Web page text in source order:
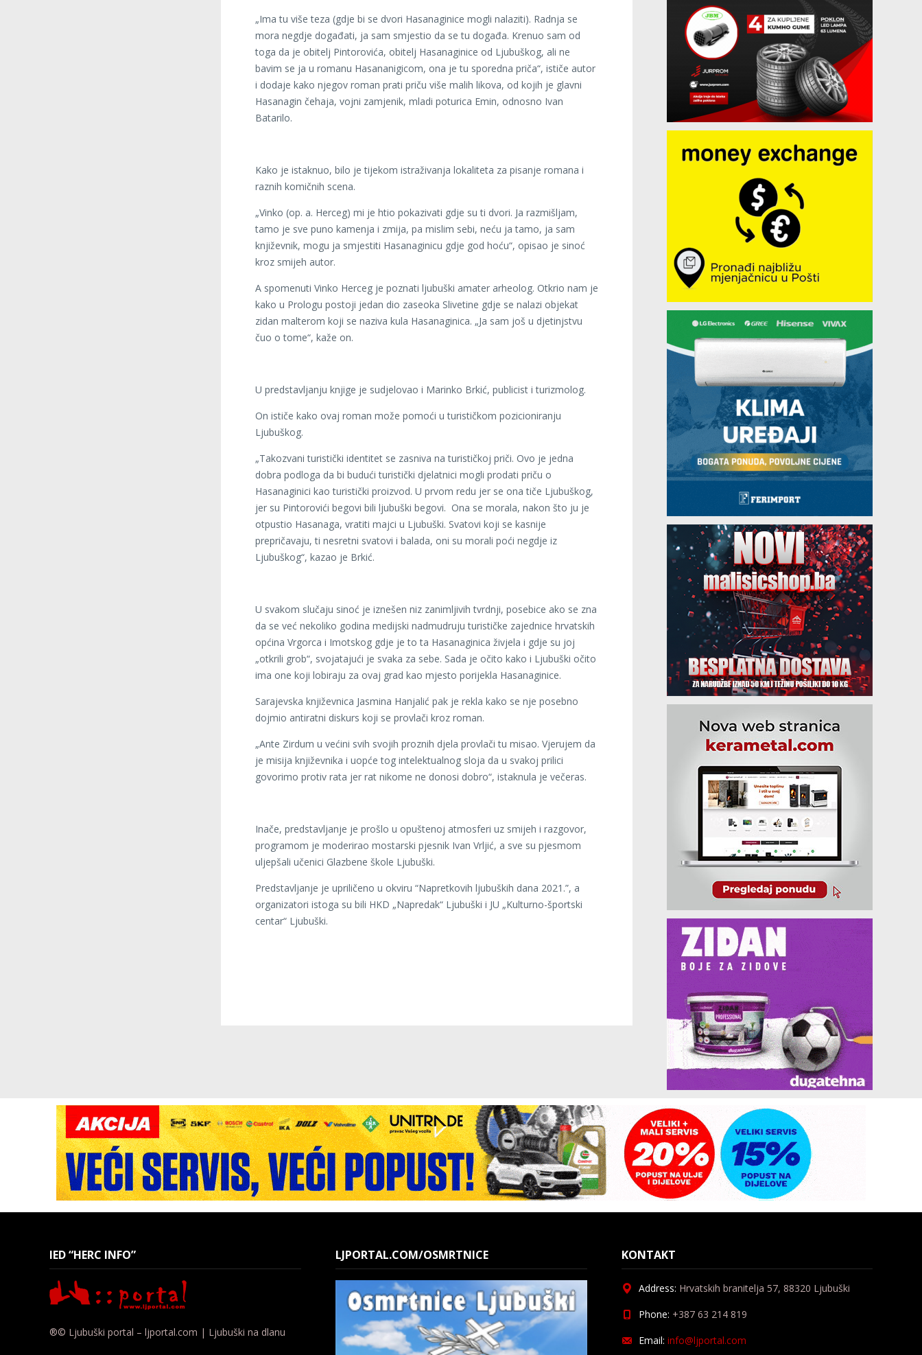
„Ima tu više teza (gdje bi se dvori Hasanaginice mogli nalaziti). Radnja se
mora negdje događati, ja sam smjestio da se tu događa. Krenuo sam od
toga da je obitelj Pintorovića, obitelj Hasanaginice od Ljubuškog, ali ne
bavim se ja u romanu Hasananigicom, ona je tu sporedna priča“, ističe autor
i dodaje kako njegov roman prati priču više malih likova, od kojih je glavni
Hasanagin čehaja, vojni zamjenik, mladi poturica Emin, odnosno Ivan
Batarilo.
Kako je istaknuo, bilo je tijekom istraživanja lokaliteta za pisanje romana i
raznih komičnih scena.
„Vinko (op. a. Herceg) mi je htio pokazivati gdje su ti dvori. Ja razmišljam,
tamo je sve puno kamenja i zmija, pa mislim sebi, neću ja tamo, ja sam
književnik, mogu ja smjestiti Hasanaginicu gdje god hoću“, opisao je sinoć
kroz smijeh autor.
A spomenuti Vinko Herceg je poznati ljubuški amater arheolog. Otkrio nam je
kako u Prologu postoji jedan dio zaseoka Slivetine gdje se nalazi objekat
zidan malterom koji se naziva kula Hasanaginica. „Ja sam još u djetinjstvu
čuo o tome“, kaže on.
U predstavljanju knjige je sudjelovao i Marinko Brkić, publicist i turizmolog.
On ističe kako ovaj roman može pomoći u turističkom pozicioniranju
Ljubuškog.
„Takozvani turistički identitet se zasniva na turističkoj priči. Ovo je jedna
dobra podloga da bi budući turistički djelatnici mogli prodati priču o
Hasanaginici kao turistički proizvod. U prvom redu jer se ona tiče Ljubuškog,
jer su Pintorovići begovi bili ljubuški begovi. Ona se morala, nakon što ju je
otpustio Hasanaga, vratiti majci u Ljubuški. Svatovi koji se kasnije
prepričavaju, ti nesretni svatovi i balada, oni su morali poći negdje iz
Ljubuškog“, kazao je Brkić.
U svakom slučaju sinoć je iznešen niz zanimljivih tvrdnji, posebice ako se zna
da se već nekoliko godina medijski nadmudruju turističke zajednice hrvatskih
općina Vrgorca i Imotskog gdje je to ta Hasanaginica živjela i gdje su joj
„otkrili grob“, svojatajući je svaka za sebe. Sada je očito kako i Ljubuški očito
ima one koji lobiraju za ovaj grad kao mjesto porijekla Hasanaginice.
Sarajevska književnica Jasmina Hanjalić pak je rekla kako se nje posebno
dojmio antiratni diskurs koji se provlači kroz roman.
„Ante Zirdum u većini svih svojih proznih djela provlači tu misao. Vjerujem da
je misija književnika i uopće tog intelektualnog sloja da u svakoj prilici
govorimo protiv rata jer rat nikome ne donosi dobro“, istaknula je večeras.
Inače, predstavljanje je prošlo u opuštenoj atmosferi uz smijeh i razgovor,
programom je moderirao mostarski pjesnik Ivan Vrljić, a sve su pjesmom
uljepšali učenici Glazbene škole Ljubuški.
Predstavljanje je upriličeno u okviru “Napretkovih ljubuških dana 2021.”, a
organizatori istoga su bili HKD „Napredak“ Ljubuški i JU „Kulturno-športski
centar“ Ljubuški.
IED “HERC INFO”
®© Ljubuški portal – ljportal.com | Ljubuški na dlanu
LJPORTAL.COM/OSMRTNICE KONTAKT
Address: Hrvatskih branitelja 57, 88320 Ljubuški
Phone: +387 63 214 819
Email: info@ljportal.com